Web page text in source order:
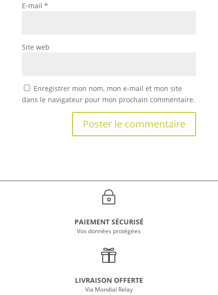
E-mail *
Site web
Enregistrer mon nom, mon e-mail et mon site
dans le navigateur pour mon prochain commentaire.
~
PAIEMENT SÉCURISÉ
Vos données protégées

LIVRAISON OFFERTE
Via Mondial Relay